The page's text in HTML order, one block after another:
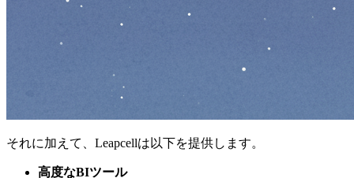
それに加えて、Leapcellは以下を提供します。
高度なBIツール